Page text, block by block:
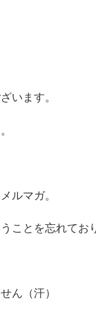
います。
ルマガ。
ことを忘れてお
ん（汗）